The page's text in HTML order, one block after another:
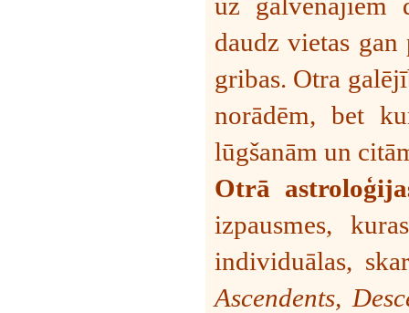
daudz vietas
gribas. Otra
norādēm, bet
lūgšanām un
Otrā
izpausmes,
individuālas,
Ascendents,